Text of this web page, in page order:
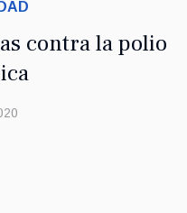
contra la polio